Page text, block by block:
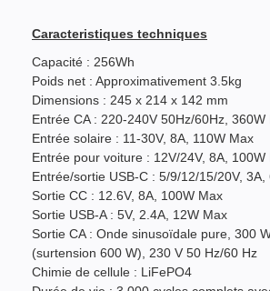
Caracteristiques techniques
Capacité : 256Wh
Poids net : Approximativement 3.5kg
Dimensions : 245 x 214 x 142 mm
Entrée CA : 220-240V 50Hz/60Hz, 360W
Entrée solaire : 11-30V, 8A, 110W Max
Entrée pour voiture : 12V/24V, 8A, 100W
Entrée/sortie USB-C : 5/9/12/15/20V, 3A,
Sortie CC : 12.6V, 8A, 100W Max
Sortie USB-A : 5V, 2.4A, 12W Max
Sortie CA : Onde sinusoïdale pure, 300
(surtension 600 W), 230 V 50 Hz/60 Hz
Chimie de cellule : LiFePO4